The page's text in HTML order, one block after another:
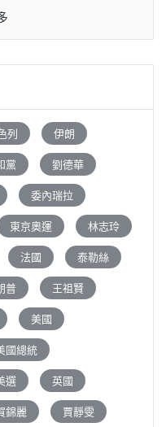
列 伊朗
黨 劉德華
委內瑞拉
東京奧運 林志玲
法國 泰勒絲
普 王祖賢
美國
國總統
選 英國
錦麗 賈靜雯